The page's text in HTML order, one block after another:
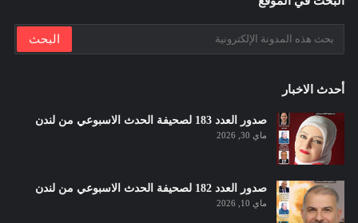
أحدث الاخبار
صدور العدد 183 لصحيفة الحدث الاسبوعي من لندن
ماي 30, 2026
صدور العدد 182 لصحيفة الحدث الاسبوعي من لندن
ماي 10, 2026